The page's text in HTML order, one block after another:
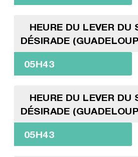
HEURE DU LEVER DU
DÉSIRADE
05H43
HEURE DU LEVER DU
DÉSIRADE
05H43